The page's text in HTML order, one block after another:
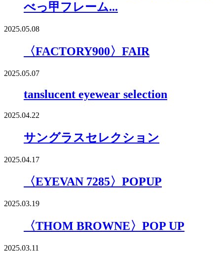
べっ甲フレーム...
2025.05.08
〈FACTORY900〉FAIR
2025.05.07
tanslucent eyewear selection
2025.04.22
サングラスセレクション
2025.04.17
〈EYEVAN 7285〉POPUP
2025.03.19
〈THOM BROWNE〉POP UP
2025.03.11